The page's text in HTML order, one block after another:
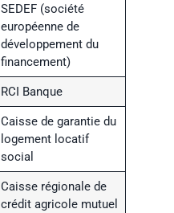
SEDEF (société
européenne de
développement du
financement)
RCI Banque
Caisse de garantie du
logement locatif
social
Caisse régionale de
crédit agricole mutuel